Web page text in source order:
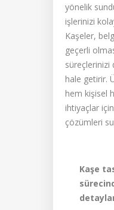
yönelik
işlerinizi
Kaşeler,
geçerli
süreçlerinizi
hale getirir.
hem kişisel
ihtiyaçlar
çözümleri
Kaşe